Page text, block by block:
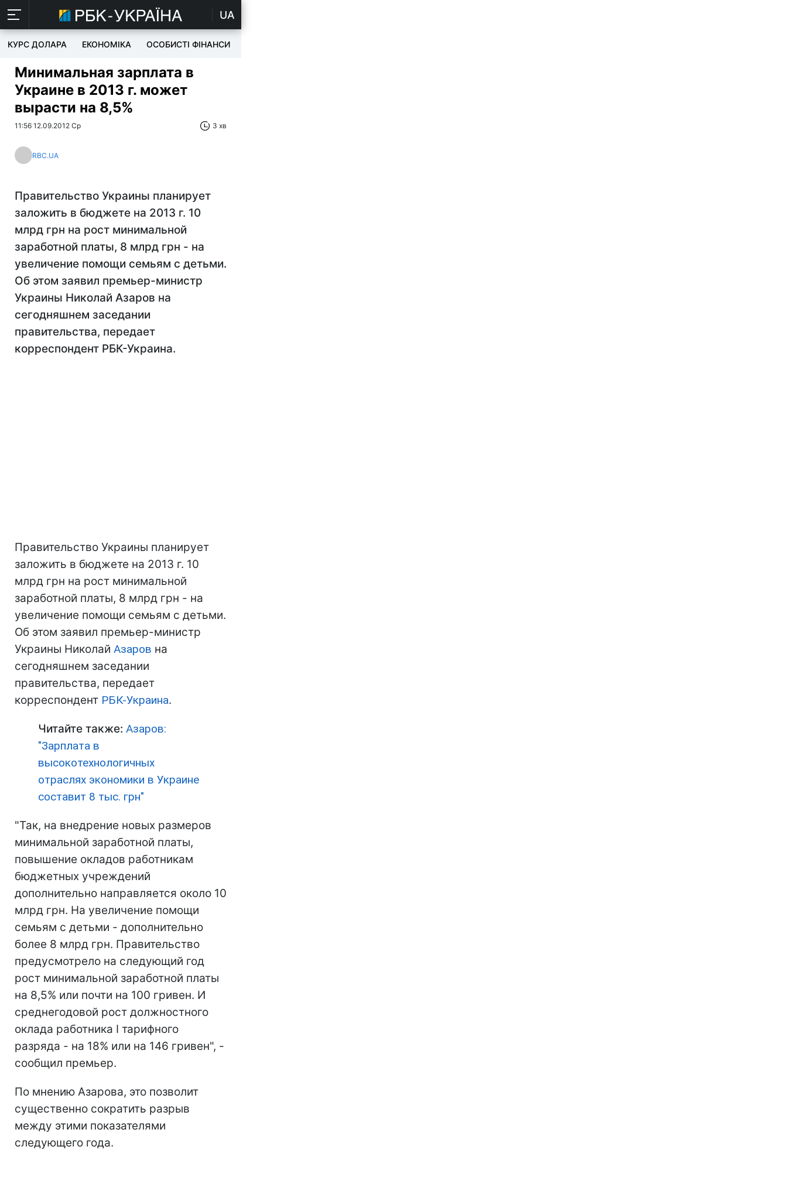
UA
КУРС ДОЛАРА ЕКОНОМІКА ОСОБИСТІ ФІНАНСИ
Минимальная зарплата в
Украине в 2013 г. может
вырасти на 8,5%
11:56 12.09.2012 Ср 3 хв
RBC.UA
Правительство Украины планирует
заложить в бюджете на 2013 г. 10
млрд грн на рост минимальной
заработной платы, 8 млрд грн - на
увеличение помощи семьям с детьми.
Об этом заявил премьер-министр
Украины Николай Азаров на
сегодняшнем заседании
правительства, передает
корреспондент РБК-Украина.
Правительство Украины планирует
заложить в бюджете на 2013 г. 10
млрд грн на рост минимальной
заработной платы, 8 млрд грн - на
увеличение помощи семьям с детьми.
Об этом заявил премьер-министр
Украины Николай Азаров на
сегодняшнем заседании
правительства, передает
корреспондент РБК-Украина.
Читайте также: Азаров:
"Зарплата в
высокотехнологичных
отраслях экономики в Украине
составит 8 тыс. грн"
"Так, на внедрение новых размеров
минимальной заработной платы,
повышение окладов работникам
бюджетных учреждений
дополнительно направляется около 10
млрд грн. На увеличение помощи
семьям с детьми - дополнительно
более 8 млрд грн. Правительство
предусмотрело на следующий год
рост минимальной заработной платы
на 8,5% или почти на 100 гривен. И
среднегодовой рост должностного
оклада работника I тарифного
разряда - на 18% или на 146 гривен", -
сообщил премьер.
По мнению Азарова, это позволит
существенно сократить разрыв
между этими показателями
следующего года.